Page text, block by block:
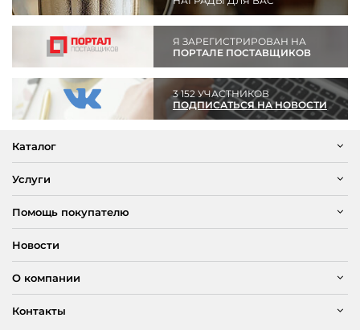
Я ЗАРЕГИСТРИРОВАН НА
ПОРТАЛЕ ПОСТАВЩИКОВ
3 152 УЧАСТНИКОВ
ПОДПИСАТЬСЯ НА НОВОСТИ
Каталог
Услуги
Помощь покупателю
Новости
О компании
Контакты